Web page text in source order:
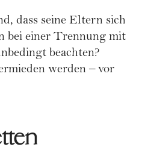
dass seine Eltern sich
bei einer Trennung mit
beachten?
werden – vor